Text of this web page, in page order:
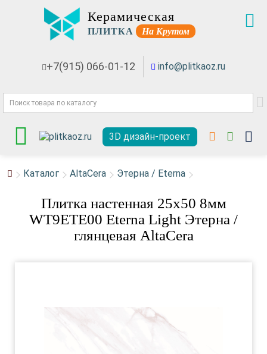
Керамическая
ПЛИТКА На Крутом
+7(915) 066-01-12 info@plitkaoz.ru
3D дизайн-проект
Каталог AltaCera Этерна / Eterna
Плитка настенная 25x50 8мм
WT9ETE00 Eterna Light Этерна /
глянцевая AltaCera